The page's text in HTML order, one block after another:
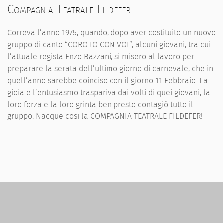
Compagnia Teatrale Fildefer
Correva l’anno 1975, quando, dopo aver costituito un nuovo
gruppo di canto “CORO IO CON VOI”, alcuni giovani, tra cui
l’attuale regista Enzo Bazzani, si misero al lavoro per
preparare la serata dell’ultimo giorno di carnevale, che in
quell’anno sarebbe coinciso con il giorno 11 Febbraio. La
gioia e l’entusiasmo traspariva dai volti di quei giovani, la
loro forza e la loro grinta ben presto contagiò tutto il
gruppo. Nacque cosi la COMPAGNIA TEATRALE FILDEFER!